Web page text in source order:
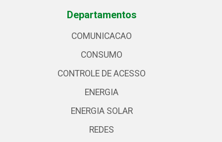
Departamentos
COMUNICACAO
CONSUMO
CONTROLE DE ACESSO
ENERGIA
ENERGIA SOLAR
REDES